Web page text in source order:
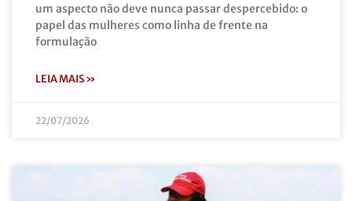
um aspecto não deve nunca passar despercebido: o
papel das mulheres como linha de frente na
formulação
LEIA MAIS »
22/07/2026